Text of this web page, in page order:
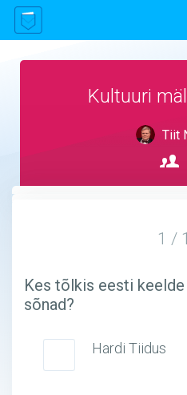
Kultuuri
Tiit
1 /
Kes tõlkis eesti
sõnad?
Hardi Tiidus